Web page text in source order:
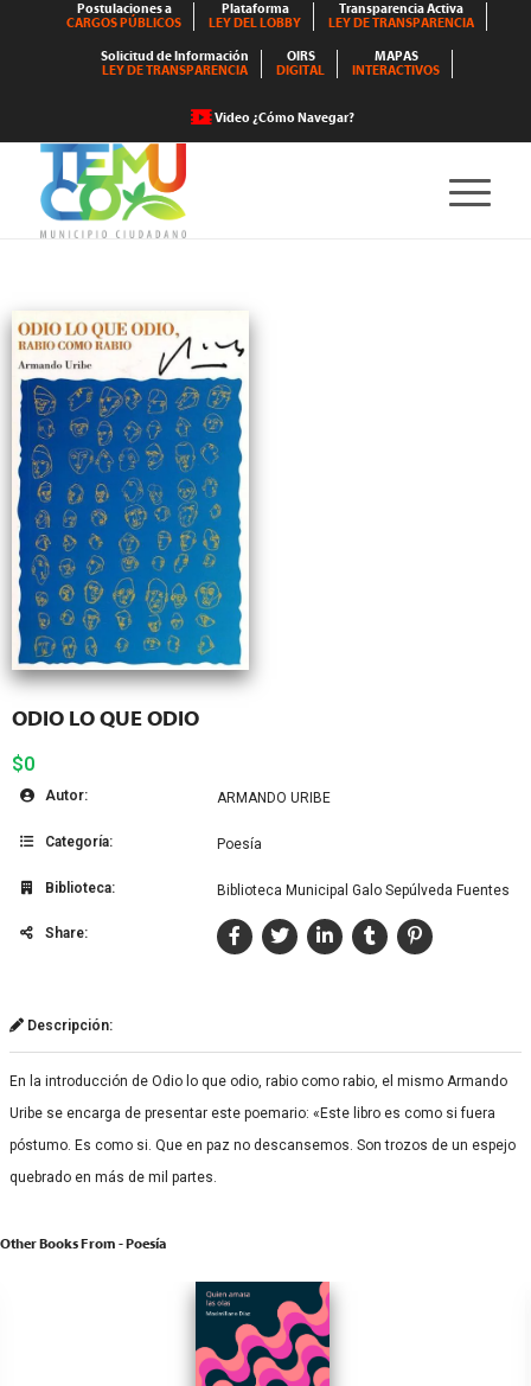
Postulaciones a
CARGOS PÚBLICOS
Plataforma
LEY DEL LOBBY
Transparencia Activa
LEY DE TRANSPARENCIA
Solicitud de Información
LEY DE TRANSPARENCIA
OIRS
DIGITAL
MAPAS
INTERACTIVOS
Video ¿Cómo Navegar?
ODIO LO QUE ODIO
$0
Autor: ARMANDO URIBE
Categoría: Poesía
Biblioteca: Biblioteca Municipal Galo Sepúlveda Fuentes
Share:
Descripción:
En la introducción de Odio lo que odio, rabio como rabio, el mismo Armando
Uribe se encarga de presentar este poemario: «Este libro es como si fuera
póstumo. Es como si. Que en paz no descansemos. Son trozos de un espejo
quebrado en más de mil partes.
Other Books From - Poesía